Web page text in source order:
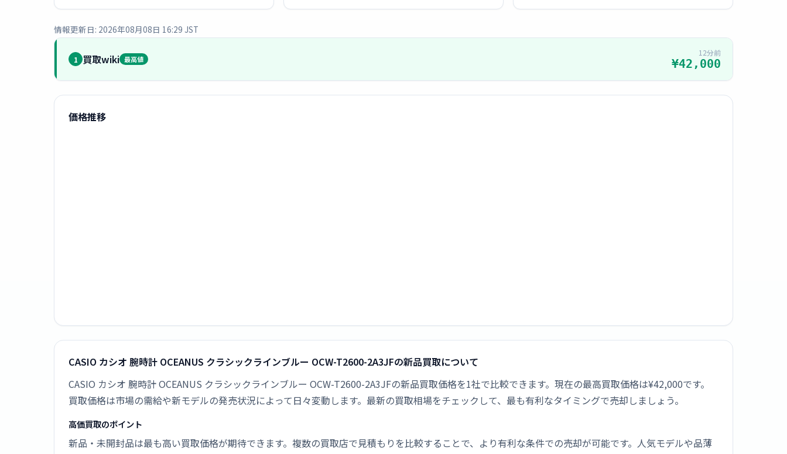
情報更新日: 2026年08月08日 16:29 JST
1 買取wiki 最高値
12分前
¥42,000
価格推移
CASIO カシオ 腕時計 OCEANUS クラシックラインブルー OCW-T2600-2A3JFの新品買取について
CASIO カシオ 腕時計 OCEANUS クラシックラインブルー OCW-T2600-2A3JFの新品買取価格を1社で比較できます。現在の最高買取価格は¥42,000です。
買取価格は市場の需給や新モデルの発売状況によって日々変動します。最新の買取相場をチェックして、最も有利なタイミングで売却しましょう。
高価買取のポイント
新品・未開封品は最も高い買取価格が期待できます。複数の買取店で見積もりを比較することで、より有利な条件での売却が可能です。人気モデルや品薄